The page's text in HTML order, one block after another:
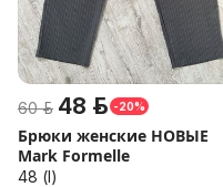
60 р. 48 р. -20%
Брюки женские НОВЫЕ
Mark Formelle
48 (l)